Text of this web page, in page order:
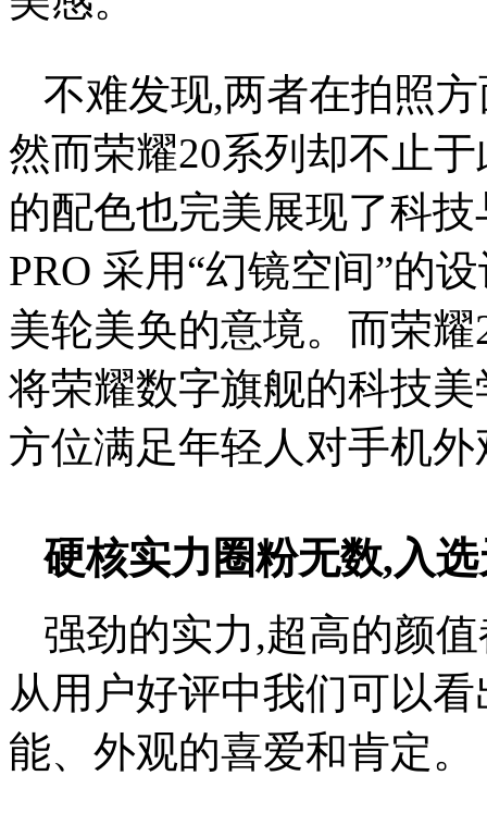
不难发现,两者在拍照
然而荣耀20系列却不止
的配色也完美展现了科
PRO 采用“幻镜空间”的
美轮美奂的意境。而荣
将荣耀数字旗舰的科技
方位满足年轻人对手机
硬核实力圈粉无数,入
强劲的实力,超高的颜
从用户好评中我们可以
能、外观的喜爱和肯定。